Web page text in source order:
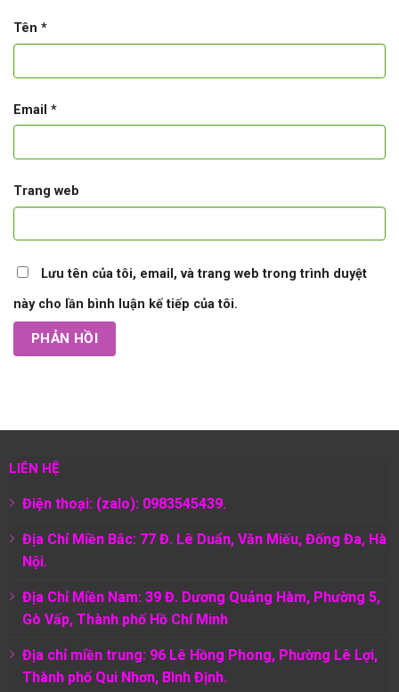
Tên *
Email *
Trang web
Lưu tên của tôi, email, và trang web trong trình duyệt
này cho lần bình luận kế tiếp của tôi.
LIÊN HỆ
Điện thoại: (zalo): 0983545439.
Địa Chỉ Miền Bắc: 77 Đ. Lê Duẩn, Văn Miếu, Đống Đa, Hà
Nội.
Địa Chỉ Miền Nam: 39 Đ. Dương Quảng Hàm, Phường 5,
Gò Vấp, Thành phố Hồ Chí Minh
Địa chỉ miền trung: 96 Lê Hồng Phong, Phường Lê Lợi,
Thành phố Qui Nhơn, Bình Định.